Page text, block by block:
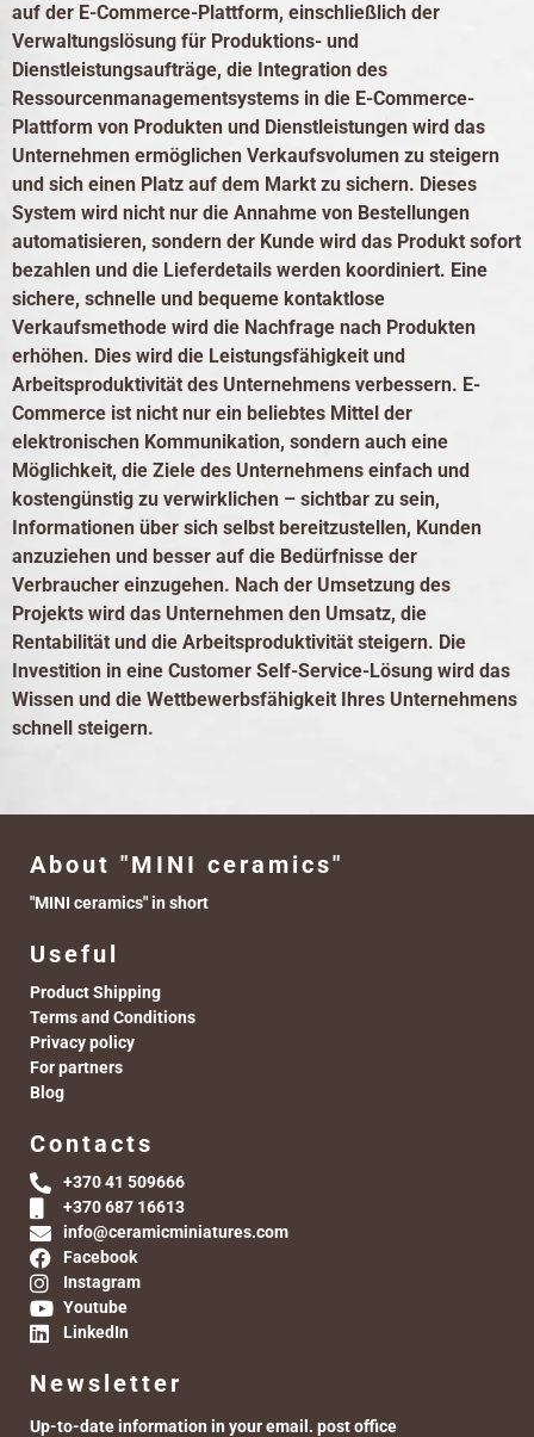
auf der E-Commerce-Plattform, einschließlich der
Verwaltungslösung für Produktions- und
Dienstleistungsaufträge, die Integration des
Ressourcenmanagementsystems in die E-Commerce-
Plattform von Produkten und Dienstleistungen wird das
Unternehmen ermöglichen Verkaufsvolumen zu steigern
und sich einen Platz auf dem Markt zu sichern. Dieses
System wird nicht nur die Annahme von Bestellungen
automatisieren, sondern der Kunde wird das Produkt sofort
bezahlen und die Lieferdetails werden koordiniert. Eine
sichere, schnelle und bequeme kontaktlose
Verkaufsmethode wird die Nachfrage nach Produkten
erhöhen. Dies wird die Leistungsfähigkeit und
Arbeitsproduktivität des Unternehmens verbessern. E-
Commerce ist nicht nur ein beliebtes Mittel der
elektronischen Kommunikation, sondern auch eine
Möglichkeit, die Ziele des Unternehmens einfach und
kostengünstig zu verwirklichen – sichtbar zu sein,
Informationen über sich selbst bereitzustellen, Kunden
anzuziehen und besser auf die Bedürfnisse der
Verbraucher einzugehen. Nach der Umsetzung des
Projekts wird das Unternehmen den Umsatz, die
Rentabilität und die Arbeitsproduktivität steigern. Die
Investition in eine Customer Self-Service-Lösung wird das
Wissen und die Wettbewerbsfähigkeit Ihres Unternehmens
schnell steigern.
About "MINI ceramics"
"MINI ceramics" in short
Useful
Product Shipping
Terms and Conditions
Privacy policy
For partners
Blog
Contacts
+370 41 509666
+370 687 16613
info@ceramicminiatures.com
Facebook
Instagram
Youtube
LinkedIn
Newsletter
Up-to-date information in your email. post office